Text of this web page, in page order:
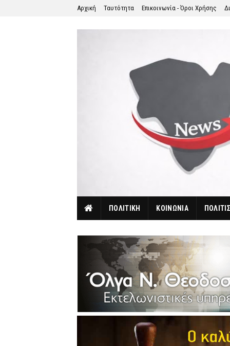
Αρχική Ταυτότητα Επικοινωνία - Όροι Χρήσης
ΠΟΛΙΤΙΚΗ ΚΟΙΝΩΝΙΑ